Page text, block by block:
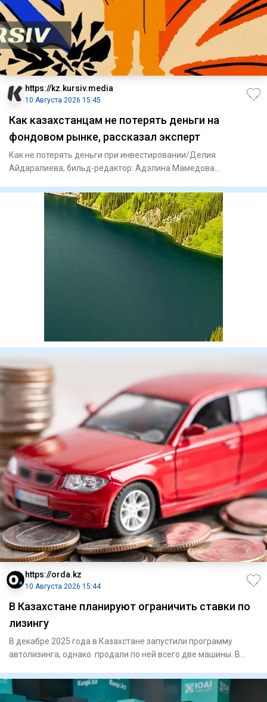
https://kz.kursiv.media
10 Августа 2026 15:45
Как казахстанцам не потерять деньги на
фондовом рынке, рассказал эксперт
Как не потерять деньги при инвестировании/Делия
Айдаралиева, бильд-редактор: Адэлина Мамедова
https://orda.kz
10 Августа 2026 15:44
В Казахстане планируют ограничить ставки по
лизингу
В декабре 2025 года в Казахстане запустили программу
автолизинга, однако продали по ней всего две машины. В